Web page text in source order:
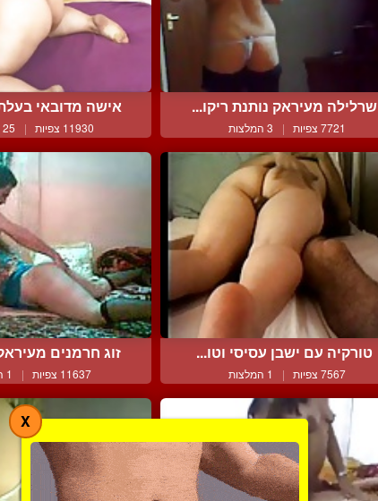
שרלילה מעיראק נותנת ריקו...
7721 צפיות | 3 המלצות
אישה מדובאי
11930 צפיות | 25 המלצות
טורקיה עם ישבן עסיסי וטו...
7567 צפיות | 1 המלצות
זוג חרמנים
11637 צפיות | 1 המלצות
X